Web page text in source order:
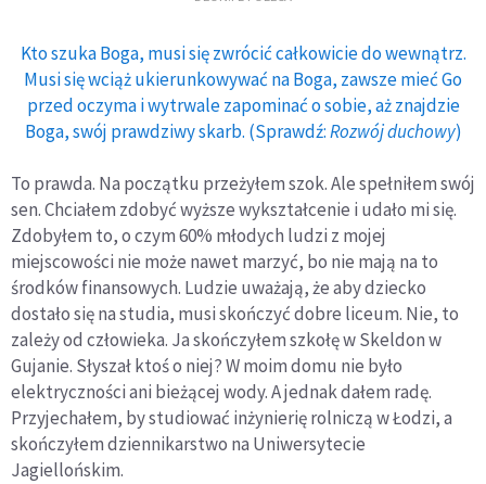
Kto szuka Boga, musi się zwrócić całkowicie do wewnątrz.
Musi się wciąż ukierunkowywać na Boga, zawsze mieć Go
przed oczyma i wytrwale zapominać o sobie, aż znajdzie
Boga, swój prawdziwy skarb. (Sprawdź:Rozwój duchowy)
To prawda. Na początku przeżyłem szok. Ale spełniłem swój
sen. Chciałem zdobyć wyższe wykształcenie i udało mi się.
Zdobyłem to, o czym 60% młodych ludzi z mojej
miejscowości nie może nawet marzyć, bo nie mają na to
środków finansowych. Ludzie uważają, że aby dziecko
dostało się na studia, musi skończyć dobre liceum. Nie, to
zależy od człowieka. Ja skończyłem szkołę w Skeldon w
Gujanie. Słyszał ktoś o niej? W moim domu nie było
elektryczności ani bieżącej wody. A jednak dałem radę.
Przyjechałem, by studiować inżynierię rolniczą w Łodzi, a
skończyłem dziennikarstwo na Uniwersytecie
Jagiellońskim.